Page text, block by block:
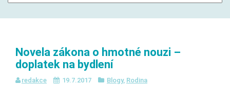
Novela zákona o hmotné nouzi –
doplatek na bydlení
redakce 19.7.2017 Blogy, Rodina